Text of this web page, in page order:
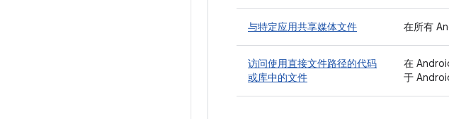
与特定应用共享媒体文件 在所有
访问使用直接文件路径的代码
或库中的文件
在
于